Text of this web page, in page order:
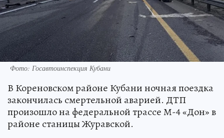
Фото: Госавтоинспекция Кубани
В Кореновском районе Кубани ночная поездка
закончилась смертельной аварией. ДТП
произошло на федеральной трассе М-4 «Дон» в
районе станицы Журавской.